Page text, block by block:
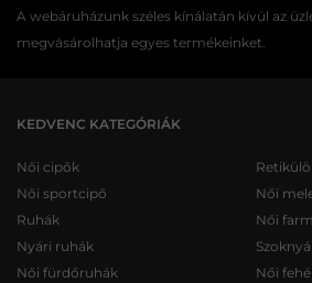
A webáruházunk széles kínálatán kívül az
megvásárolhatja egyes termékeinket.
KEDVENC KATEGÓRIÁK
Női cipők
Női sportcipő
Ruhák
Nyári ruhák
Női fürdőruhák
Női
Női
Női